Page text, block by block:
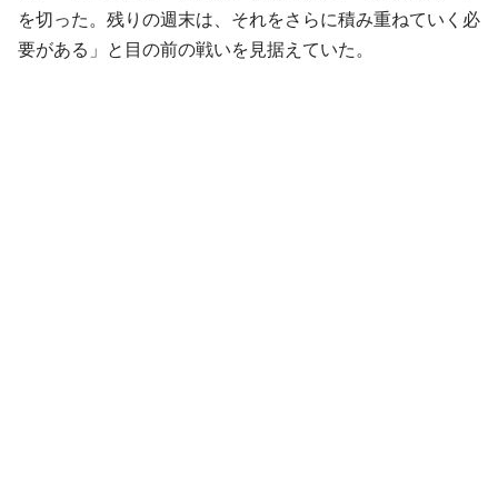
を切った。残りの週末は、それをさらに積み重ねていく必
要がある」と目の前の戦いを見据えていた。